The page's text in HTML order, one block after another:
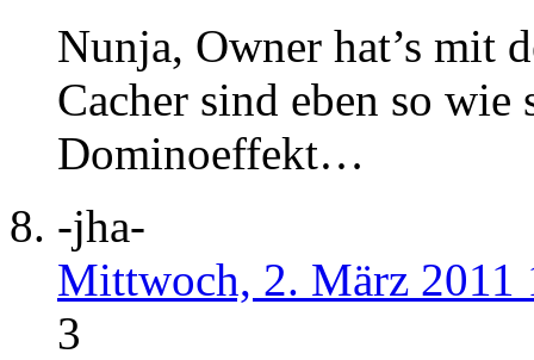
Nunja, Owner hat’s mit
Cacher sind eben so
Dominoeffekt…
-jha-
Mittwoch, 2. März 2011
3